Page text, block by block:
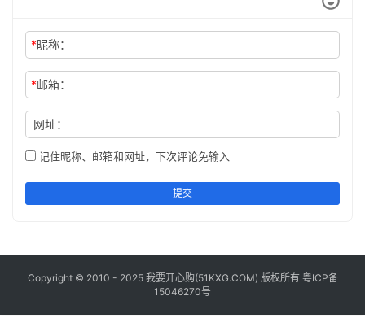
问
用
址
*昵称：
*邮箱：
网址：
记住昵称、邮箱和网址，下次评论免输入
提交
Copyright © 2010 - 2025 我要开心购(51KXG.COM) 版权所有 粤ICP备
15046270号